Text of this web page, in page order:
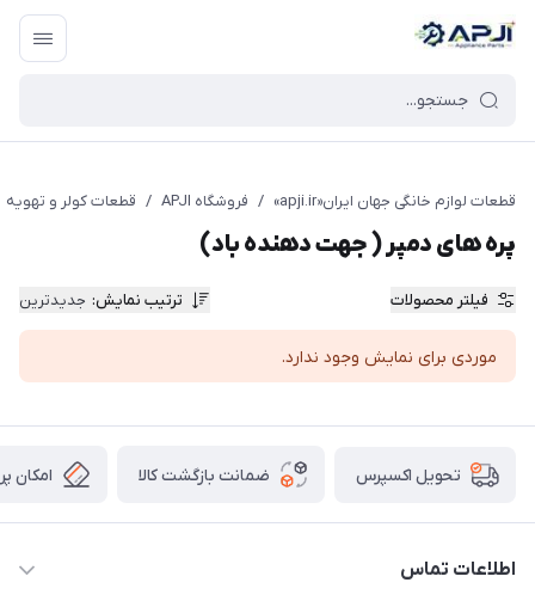
قطعات یدکی و جانبی لوازم خانگی جهان ایران
قطعات لوازم خانگی جهان ایران«apji.ir» / فروشگاه APJI / قطعات کولر و تهویه
پره های دمپر ( جهت دهنده باد)
فیلتر محصولات ترتیب نمایش: جدیدترین
موردی برای نمایش وجود ندارد.
تحویل اکسپرس ضمانت بازگشت کالا امکان
اطلاعات تماس